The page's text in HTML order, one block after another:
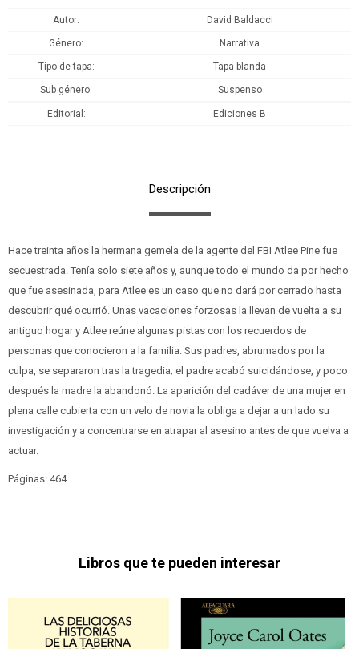
Autor David Baldacci
Género Narrativa
Tipo de tapa Tapa blanda
Sub género Suspenso
Editorial Ediciones B
Descripción
Hace treinta años la hermana gemela de la agente del FBI Atlee Pine fue
secuestrada. Tenía solo siete años y, aunque todo el mundo da por hecho
que fue asesinada, para Atlee es un caso que no dará por cerrado hasta
descubrir qué ocurrió. Unas vacaciones forzosas la llevan de vuelta a su
antiguo hogar y Atlee reúne algunas pistas con los recuerdos de
personas que conocieron a la familia. Sus padres, abrumados por la
culpa, se separaron tras la tragedia; el padre acabó suicidándose, y poco
después la madre la abandonó. La aparición del cadáver de una mujer en
plena calle cubierta con un velo de novia la obliga a dejar a un lado su
investigación y a concentrarse en atrapar al asesino antes de que vuelva a
actuar.
Páginas: 464
Libros que te pueden interesar